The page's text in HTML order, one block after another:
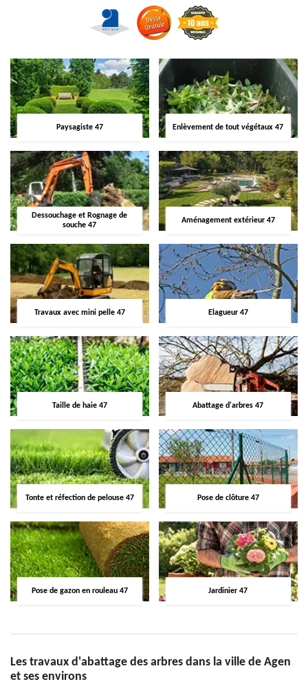
Paysagiste 47 Enlèvement de tout végétaux 47
Dessouchage et Rognage de
souche 47
Aménagement extérieur 47
Travaux avec mini pelle 47 Elagueur 47
Taille de haie 47 Abattage d'arbres 47
Tonte et réfection de pelouse 47 Pose de clôture 47
Pose de gazon en rouleau 47 Jardinier 47
Les travaux d'abattage des arbres dans la ville de Agen
et ses environs